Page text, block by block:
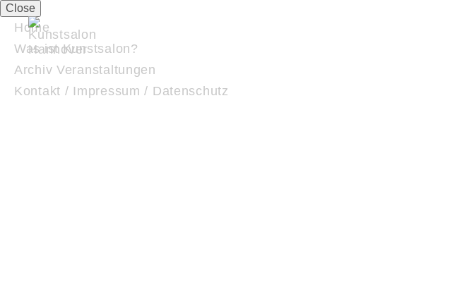
Close
Home
Was ist Kunstsalon?
Archiv Veranstaltungen
Kontakt / Impressum / Datenschutz